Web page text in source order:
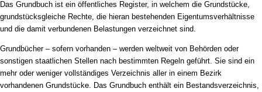
Das Grundbuch ist ein öffentliches Register, in welchem die Grundstücke,
grundstücksgleiche Rechte, die hieran bestehenden Eigentumsverhältnisse
und die damit verbundenen Belastungen verzeichnet sind.
Grundbücher – sofern vorhanden – werden weltweit von Behörden oder
sonstigen staatlichen Stellen nach bestimmten Regeln geführt. Sie sind ein
mehr oder weniger vollständiges Verzeichnis aller in einem Bezirk
vorhandenen Grundstücke. Das Grundbuch enthält ein Bestandsverzeichnis,